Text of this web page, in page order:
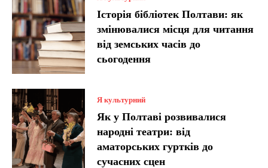
Історія бібліотек Полтави: як
змінювалися місця для читання
від земських часів до
сьогодення
Я культурний
Як у Полтаві розвивалися
народні театри: від
аматорських гуртків до
сучасних сцен